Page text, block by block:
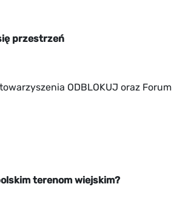
przestrzeń
ODBLOKUJ oraz
terenom wiejskim?